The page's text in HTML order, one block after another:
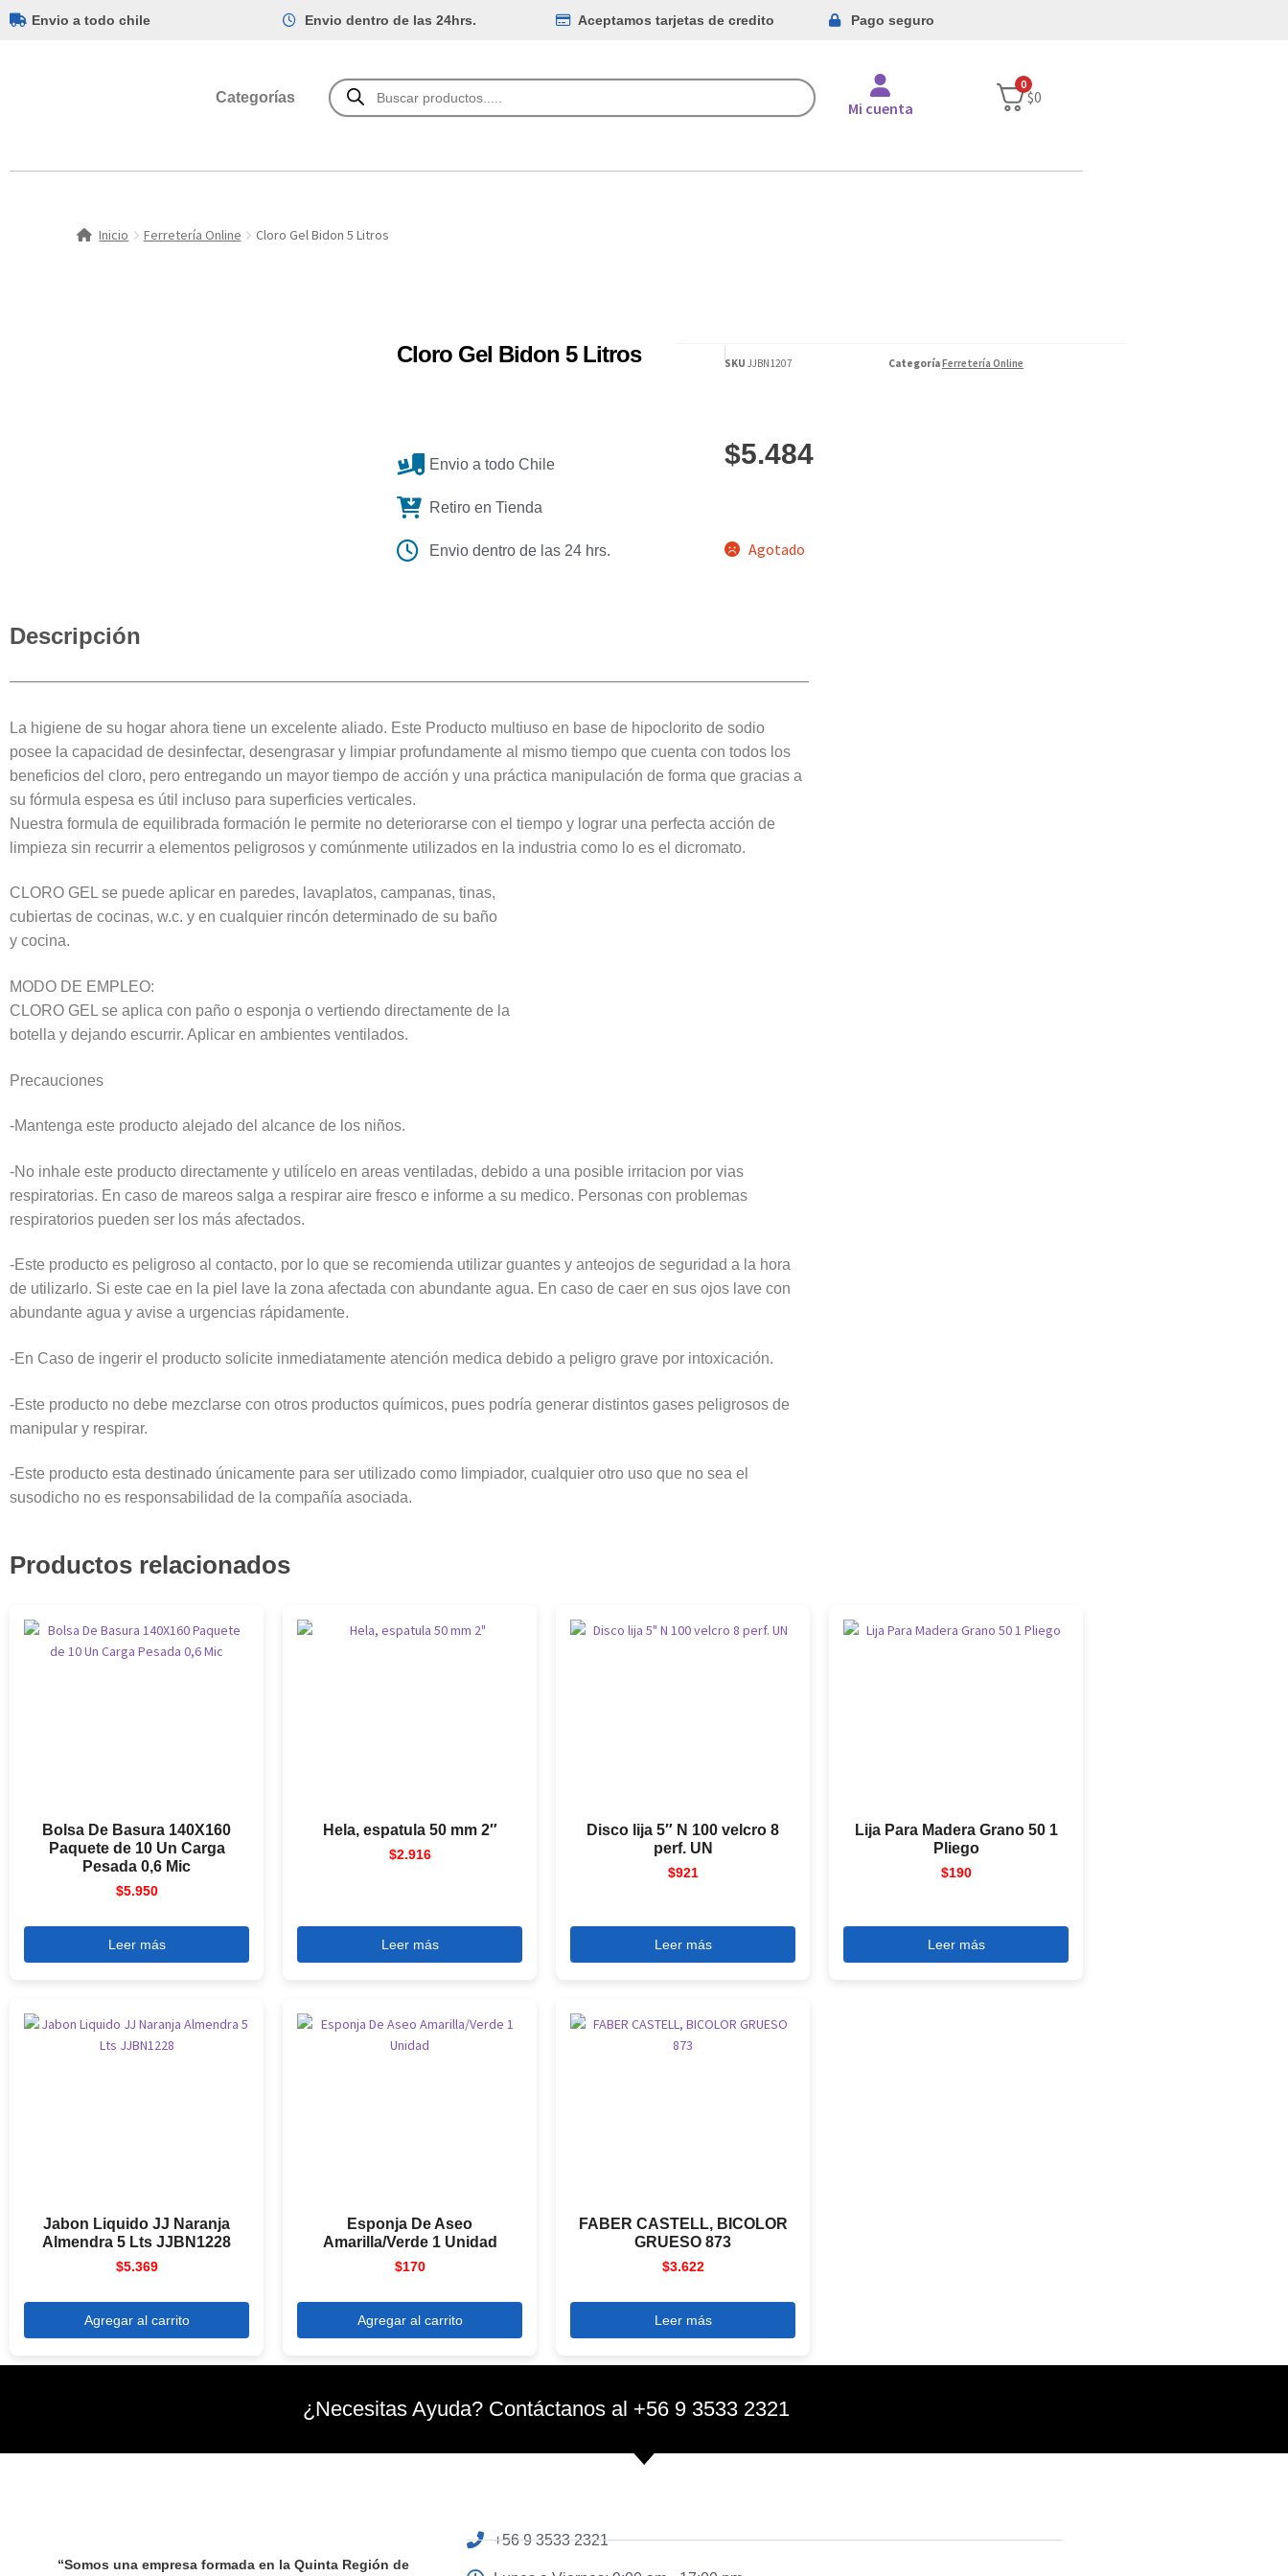
Envio a todo chile Envio dentro de las 24hrs. Aceptamos tarjetas de credito Pago seguro
Categorías
Mi cuenta
0
$0
Inicio Ferretería Online Cloro Gel Bidon 5 Litros
Cloro Gel Bidon 5 Litros
Envio a todo Chile
Retiro en Tienda
Envio dentro de las 24 hrs.
SKU JJBN1207 CategoríaFerretería Online
$5.484
Agotado
Descripción
La higiene de su hogar ahora tiene un excelente aliado. Este Producto multiuso en base de hipoclorito de sodio
posee la capacidad de desinfectar, desengrasar y limpiar profundamente al mismo tiempo que cuenta con todos los
beneficios del cloro, pero entregando un mayor tiempo de acción y una práctica manipulación de forma que gracias a
su fórmula espesa es útil incluso para superficies verticales.
Nuestra formula de equilibrada formación le permite no deteriorarse con el tiempo y lograr una perfecta acción de
limpieza sin recurrir a elementos peligrosos y comúnmente utilizados en la industria como lo es el dicromato.
CLORO GEL se puede aplicar en paredes, lavaplatos, campanas, tinas,
cubiertas de cocinas, w.c. y en cualquier rincón determinado de su baño
y cocina.
MODO DE EMPLEO:
CLORO GEL se aplica con paño o esponja o vertiendo directamente de la
botella y dejando escurrir. Aplicar en ambientes ventilados.
Precauciones
-Mantenga este producto alejado del alcance de los niños.
-No inhale este producto directamente y utilícelo en areas ventiladas, debido a una posible irritacion por vias
respiratorias. En caso de mareos salga a respirar aire fresco e informe a su medico. Personas con problemas
respiratorios pueden ser los más afectados.
-Este producto es peligroso al contacto, por lo que se recomienda utilizar guantes y anteojos de seguridad a la hora
de utilizarlo. Si este cae en la piel lave la zona afectada con abundante agua. En caso de caer en sus ojos lave con
abundante agua y avise a urgencias rápidamente.
-En Caso de ingerir el producto solicite inmediatamente atención medica debido a peligro grave por intoxicación.
-Este producto no debe mezclarse con otros productos químicos, pues podría generar distintos gases peligrosos de
manipular y respirar.
-Este producto esta destinado únicamente para ser utilizado como limpiador, cualquier otro uso que no sea el
susodicho no es responsabilidad de la compañía asociada.
Productos relacionados
Bolsa De Basura 140X160
Paquete de 10 Un Carga
Pesada 0,6 Mic
$5.950
Leer más
Hela, espatula 50 mm 2″
$2.916
Leer más
Disco lija 5″ N 100 velcro 8
perf. UN
$921
Leer más
Lija Para Madera Grano 50 1
Pliego
$190
Leer más
Jabon Liquido JJ Naranja
Almendra 5 Lts JJBN1228
$5.369
Agregar al carrito
Esponja De Aseo
Amarilla/Verde 1 Unidad
$170
Agregar al carrito
FABER CASTELL, BICOLOR
GRUESO 873
$3.622
Leer más
¿Necesitas Ayuda? Contáctanos al +56 9 3533 2321
“Somos una empresa formada en la Quinta Región de
+56 9 3533 2321